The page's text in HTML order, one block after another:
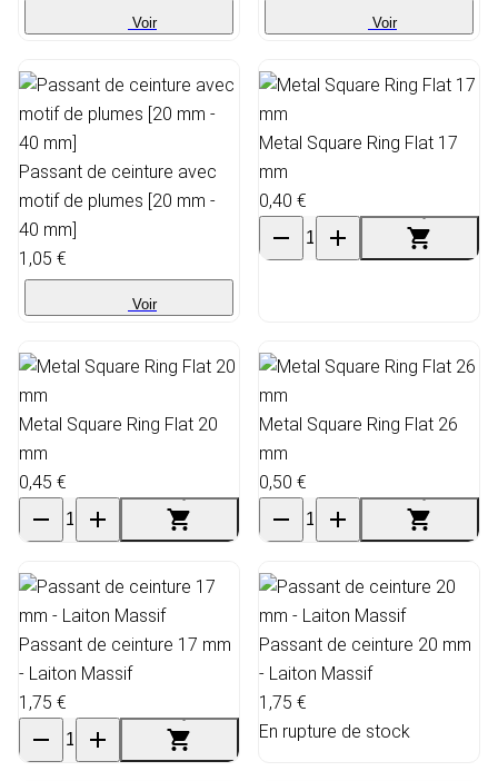
Voir Voir
Passant de ceinture avec
motif de plumes [20 mm -
40 mm]
1,05 €
Voir
Metal Square Ring Flat 17
mm
0,40 €
Metal Square Ring Flat 20
mm
0,45 €
Metal Square Ring Flat 26
mm
0,50 €
Passant de ceinture 17 mm
- Laiton Massif
1,75 €
Passant de ceinture 20 mm
- Laiton Massif
1,75 €
En rupture de stock